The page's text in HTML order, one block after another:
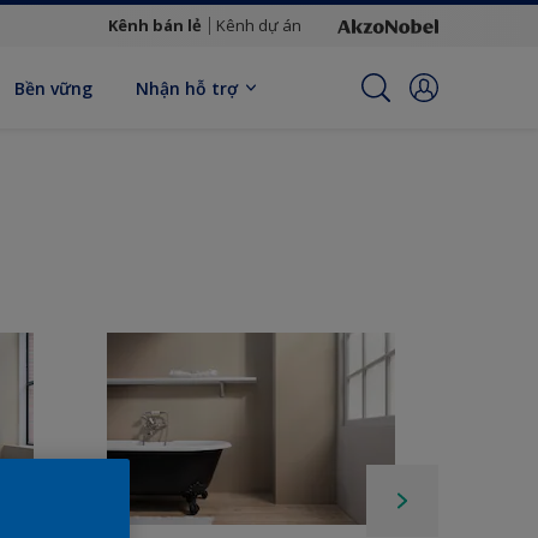
Kênh bán lẻ Kênh dự án
Bền vững Nhận hỗ trợ